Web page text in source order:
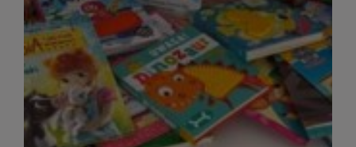
do częstych odwiedzin – nowości pojawiają się
niemal każdego tygodnia! Dzięki tej zakładce
zawsze będziesz wiedzieć, co warto przeczytać
jako pierwsze.
WIĘCEJ